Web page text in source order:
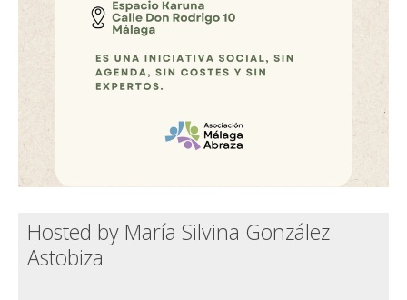
Hosted by María Silvina González
Astobiza